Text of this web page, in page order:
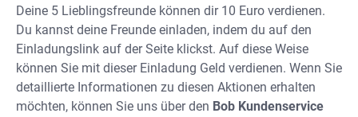
Deine 5 Lieblingsfreunde können dir 10 Euro verdienen.
Du kannst deine Freunde einladen, indem du auf den
Einladungslink auf der Seite klickst. Auf diese Weise
können Sie mit dieser Einladung Geld verdienen. Wenn Sie
detaillierte Informationen zu diesen Aktionen erhalten
möchten, können Sie uns über den Bob Kundenservice